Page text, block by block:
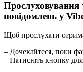
Прослуховування
повідомлень у
Щоб прослухати
– Дочекайтеся, поки
– Натисніть кнопку